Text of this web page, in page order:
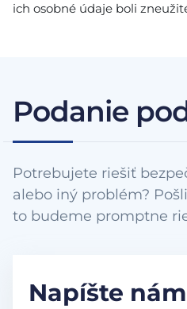
ich osobné údaje boli
Podanie
Potrebujete riešiť
alebo iný problém?
to budeme promptne
Napíšte